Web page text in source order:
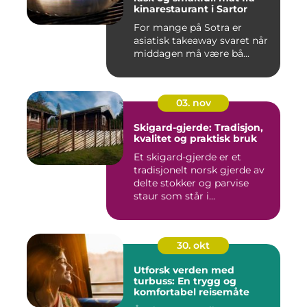
kinarestaurant i Sartor
For mange på Sotra er
asiatisk takeaway svaret når
middagen må være bå...
03. nov
Skigard-gjerde: Tradisjon,
kvalitet og praktisk bruk
Et skigard-gjerde er et
tradisjonelt norsk gjerde av
delte stokker og parvise
staur som står i...
30. okt
Utforsk verden med
turbuss: En trygg og
komfortabel reisemåte